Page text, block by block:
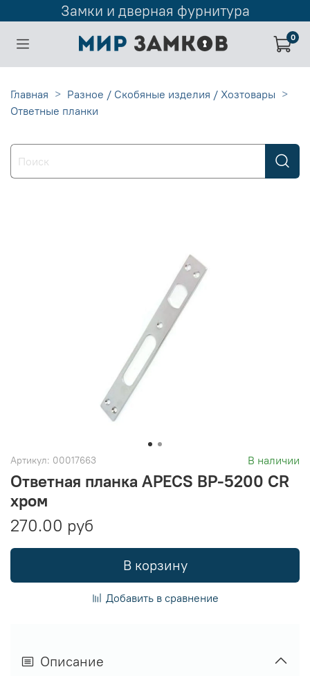
Замки и дверная фурнитура
0
Главная
Разное / Скобяные изделия / Хозтовары
Ответные планки
Артикул: 00017663 В наличии
Ответная планка APECS BP-5200 CR
хром
270.00 руб
В корзину
Добавить в сравнение
Описание